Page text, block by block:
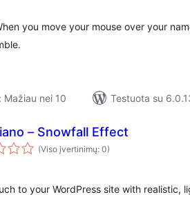
you move your mouse over your
Mažiau nei 10
Testuota su
– Snowfall Effect
(Viso įvertinimų: 0)
to your WordPress site with realistic,